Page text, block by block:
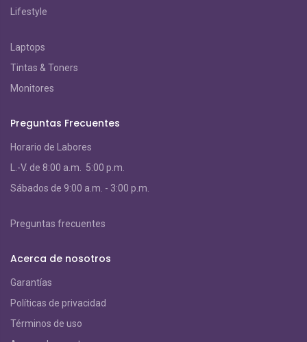
Lifestyle
Laptops
Tintas & Toners
Monitores
Preguntas Frecuentes
Horario de Labores
L.-V. de 8:00 a.m. 5:00 p.m.
Sábados de 9:00 a.m. - 3:00 p.m.
Preguntas frecuentes
Acerca de nosotros
Garantías
Políticas de privacidad
Términos de uso